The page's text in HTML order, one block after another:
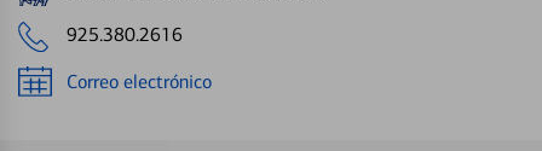
925.380.2616
Correo electrónico